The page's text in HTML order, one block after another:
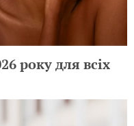
року для всіх